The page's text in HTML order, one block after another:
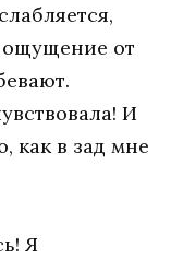
ощущение от
И
как в зад мне
Я